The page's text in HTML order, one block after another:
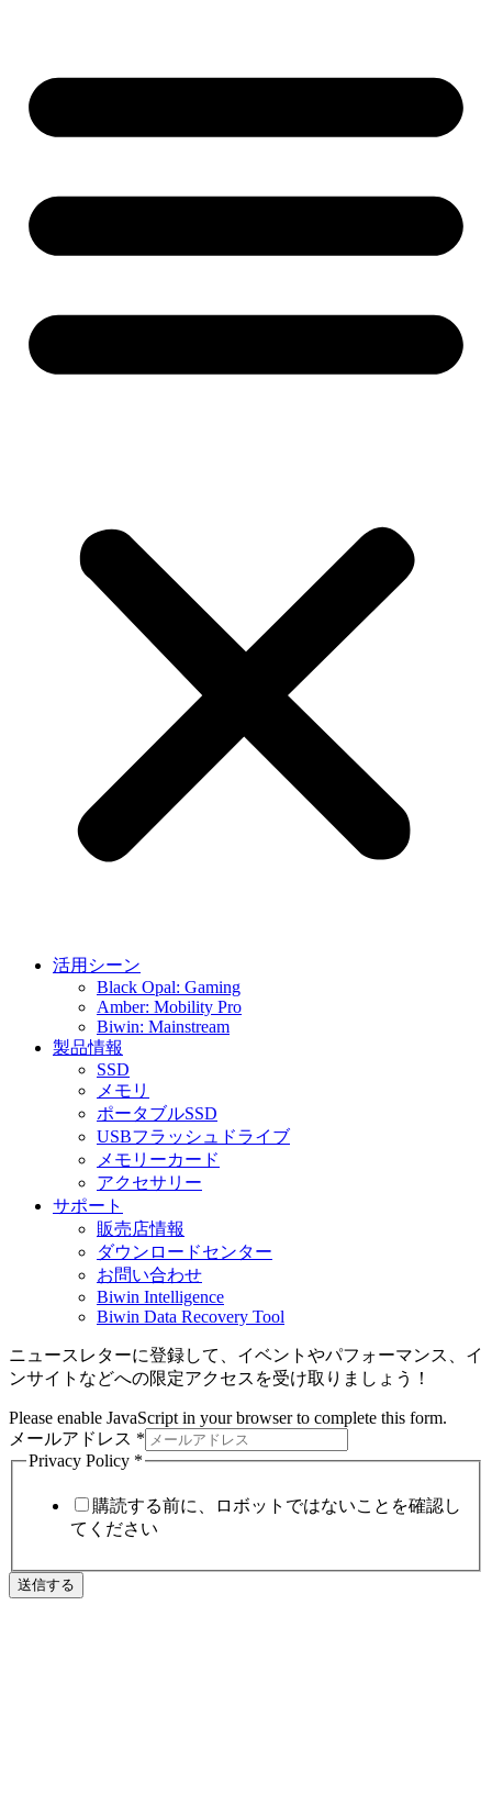
活用シーン
Black Opal: Gaming
Amber: Mobility Pro
Biwin: Mainstream
製品情報
SSD
メモリ
ポータブルSSD
USBフラッシュドライブ
メモリーカード
アクセサリー
サポート
販売店情報
ダウンロードセンター
お問い合わせ
Biwin Intelligence
Biwin Data Recovery Tool
ニュースレターに登録して、イベントやパフォーマンス、イ
ンサイトなどへの限定アクセスを受け取りましょう！
Please enable JavaScript in your browser to complete this form.
メールアドレス *
Privacy Policy *
購読する前に、ロボットではないことを確認し
てください
送信する